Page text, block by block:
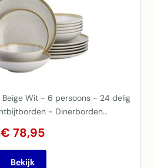
Wit - 6 persoons - 24 delig
- Dinerborden…
€ 78,95
Bekijk